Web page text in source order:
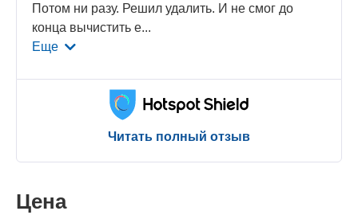
Потом ни разу. Решил удалить. И не смог до
конца вычистить е...
Еще
Читать полный отзыв
Цена